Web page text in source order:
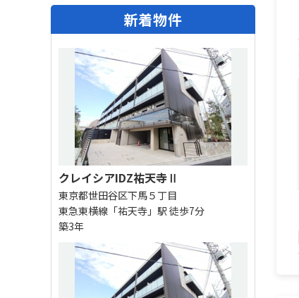
新着物件
クレイシアIDZ祐天寺Ⅱ
東京都世田谷区下馬５丁目
東急東横線「祐天寺」駅 徒歩7分
築3年